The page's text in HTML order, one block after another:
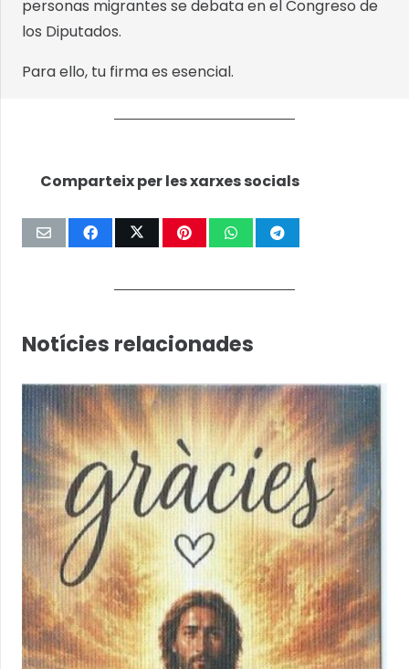
personas migrantes se debata en el Congreso de
los Diputados.
Para ello, tu firma es esencial.
Comparteix per les xarxes socials
Notícies relacionades